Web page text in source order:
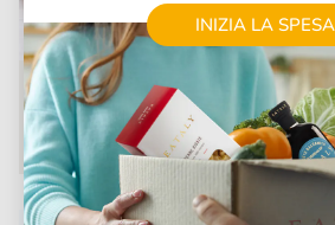
Ricette con anguria:
le tue cene estive
INIZIA LA SPESA